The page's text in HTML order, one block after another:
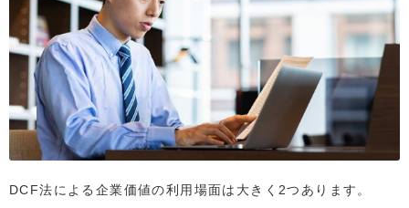
DCF法による企業価値の利用場面は大きく2つあります。